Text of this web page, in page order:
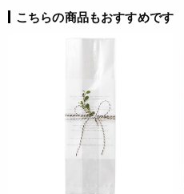
こちらの商品もおすすめです